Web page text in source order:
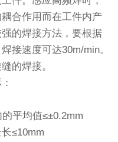
合作用而在工件内产
的焊接方法，要根据
接速度可达30m/min。
的焊接。
平均值≤±0.2mm
≤10mm